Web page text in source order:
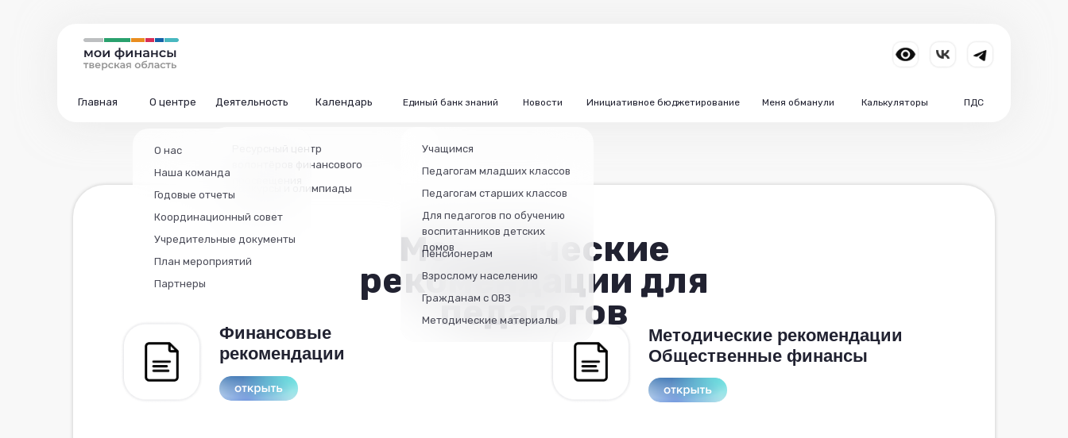
ПДС
Калькуляторы
Меня обманули
Инициативное бюджетирование
Новости
Календарь
Деятельность Единый банк знаний
О центре
Главная
Конкурсы и олимпиады
Проекты
Ресурсный центр
волонтёров финансового
Методические материалы
Гражданам с ОВЗ
Взрослому населению
Пенсионерам
Для педагогов по обучению
воспитанников детских
домов
Педагогам старших классов
Педагогам младших классов
Учащимся
План мероприятий
Партнеры
Учредительные документы
Координационный совет
Годовые отчеты
Наша команда
О нас
Методические
рекомендации для
педагогов
Методические рекомендации
Общественные финансы
Финансовые
рекомендации